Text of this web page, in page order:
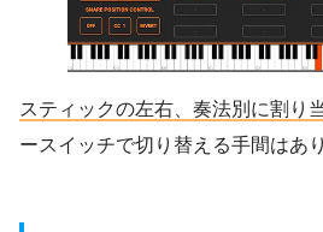
スティックの左右、奏法別に割り
ースイッチで切り替える手間はあ